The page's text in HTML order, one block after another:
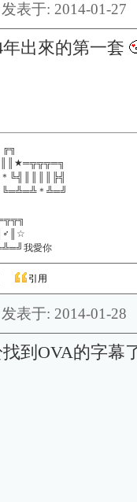
发表于: 2014-01-27
年出來的第一套
╚╣║║║║╠╣
＊╩═╝
我愛你
引用
发表于: 2014-01-28
到OVA的字幕